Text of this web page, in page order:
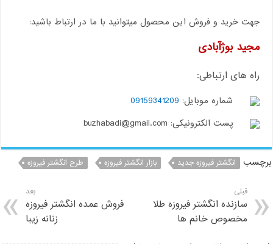
جهت خرید و فروش این محصول میتوانید با ما در ارتباط باشید:
مجید بوژآبادی
راه های ارتباطی:
شماره موبایل: 09159341209
پست الکترونیکی: buzhabadi@gmail.com
برچسب انگشتر فیروزه جدید بازار انگشتر فیروزه طرح انگشتر فیروزه
قبلی
سازنده انگشتر فیروزه طلا
مخصوص خانم ها
بعد
فروش عمده انگشتر فیروزه
زنانه زیبا